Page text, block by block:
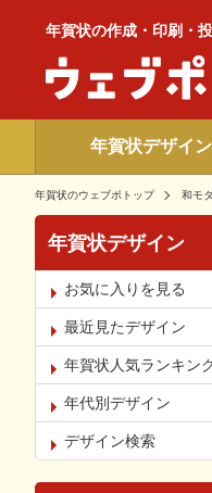
年賀状の作成・印刷・
年賀状デザイン
年賀状のウェブポトップ 和モ
年賀状デザイン
お気に入りを見る
最近見たデザイン
年賀状人気ランキン
年代別デザイン
デザイン検索